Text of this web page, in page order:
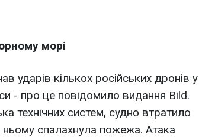
морі
ударів кількох російських дронів у
- про це повідомило видання Bild.
технічних систем, судно втратило
ньому спалахнула пожежа. Атака